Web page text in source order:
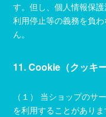
す。但し、個人情報保
利用停止等の義務を負
ん。
11. Cookie（クッキ
（１） 当ショップのサ
を利用することがあり